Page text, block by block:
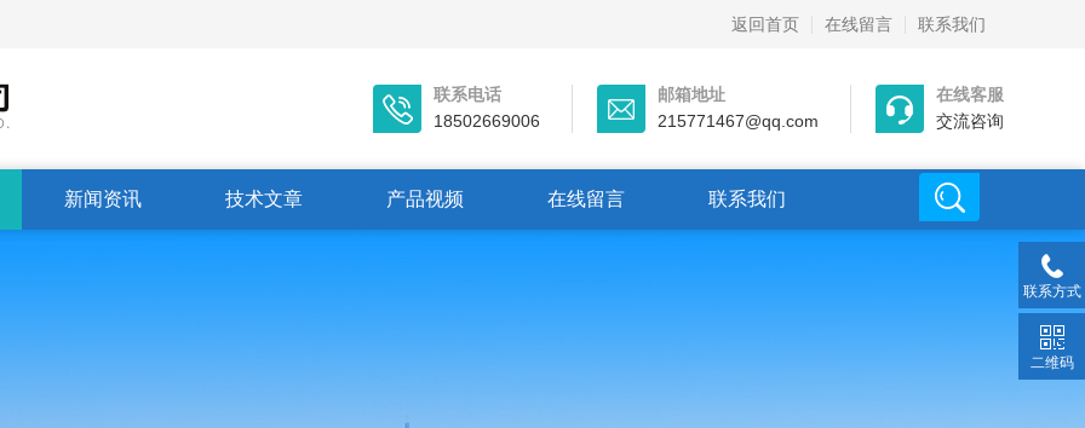
返回首页 在线留言 联系我们
联系电话
18502669006
邮箱地址
215771467@qq.com
在线客服
交流咨询
新闻资讯 技术文章 产品视频 在线留言 联系我们
联系方式
二维码